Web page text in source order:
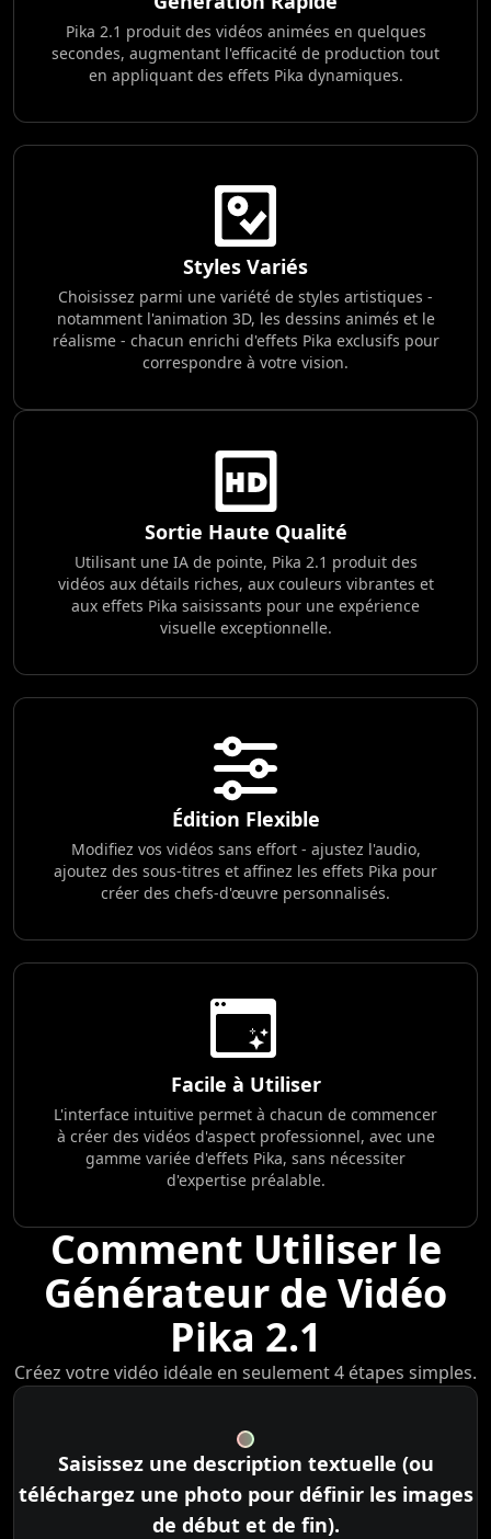
Pika 2.1 produit des vidéos animées en quelques
secondes, augmentant l'efficacité de production tout
en appliquant des effets Pika dynamiques.
Styles Variés
Choisissez parmi une variété de styles artistiques -
notamment l'animation 3D, les dessins animés et le
réalisme - chacun enrichi d'effets Pika exclusifs pour
correspondre à votre vision.
Sortie Haute Qualité
Utilisant une IA de pointe, Pika 2.1 produit des
vidéos aux détails riches, aux couleurs vibrantes et
aux effets Pika saisissants pour une expérience
visuelle exceptionnelle.
Édition Flexible
Modifiez vos vidéos sans effort - ajustez l'audio,
ajoutez des sous-titres et affinez les effets Pika pour
créer des chefs-d'œuvre personnalisés.
Facile à Utiliser
L'interface intuitive permet à chacun de commencer
à créer des vidéos d'aspect professionnel, avec une
gamme variée d'effets Pika, sans nécessiter
d'expertise préalable.
Comment Utiliser le
Générateur de Vidéo
Pika 2.1
Créez votre vidéo idéale en seulement 4 étapes simples.
Saisissez une description textuelle (ou
téléchargez une photo pour définir les images
de début et de fin).